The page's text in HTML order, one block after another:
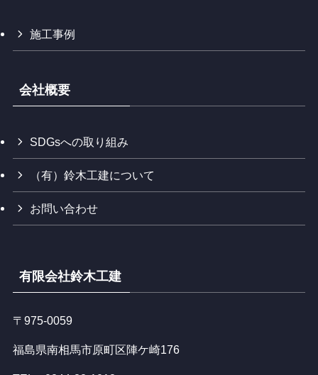
施工事例
会社概要
SDGsへの取り組み
（有）鈴木工建について
お問い合わせ
有限会社鈴木工建
〒975-0059
福島県南相馬市原町区陣ケ崎176